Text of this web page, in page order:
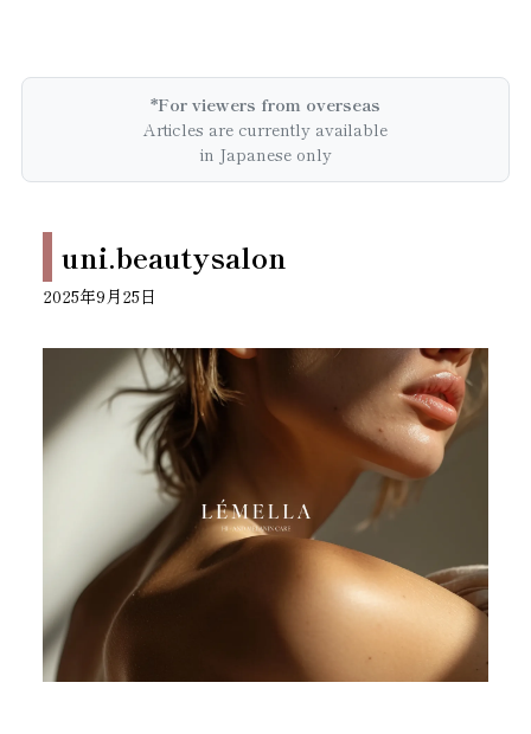
*For viewers from overseas
Articles are currently available
in Japanese only
uni.beautysalon
2025年9月25日